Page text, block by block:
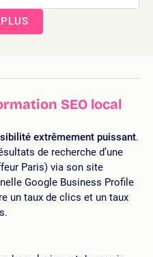
SEO local
extrêmement puissant.
de recherche d’une
Paris) via son site
Google Business Profile
un taux de clics et un taux